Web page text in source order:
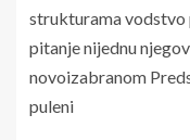
strukturama vodstvo
pitanje nijednu
novoizabranom
puleni